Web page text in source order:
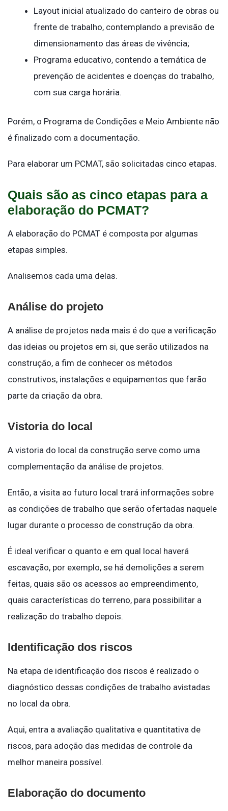
Layout inicial atualizado do canteiro de obras ou
frente de trabalho, contemplando a previsão de
dimensionamento das áreas de vivência;
Programa educativo, contendo a temática de
prevenção de acidentes e doenças do trabalho,
com sua carga horária.
Porém, o Programa de Condições e Meio Ambiente não
é finalizado com a documentação.
Para elaborar um PCMAT, são solicitadas cinco etapas.
Quais são as cinco etapas para a
elaboração do PCMAT?
A elaboração do PCMAT é composta por algumas
etapas simples.
Analisemos cada uma delas.
Análise do projeto
A análise de projetos nada mais é do que a verificação
das ideias ou projetos em si, que serão utilizados na
construção, a fim de conhecer os métodos
construtivos, instalações e equipamentos que farão
parte da criação da obra.
Vistoria do local
A vistoria do local da construção serve como uma
complementação da análise de projetos.
Então, a visita ao futuro local trará informações sobre
as condições de trabalho que serão ofertadas naquele
lugar durante o processo de construção da obra.
É ideal verificar o quanto e em qual local haverá
escavação, por exemplo, se há demolições a serem
feitas, quais são os acessos ao empreendimento,
quais características do terreno, para possibilitar a
realização do trabalho depois.
Identificação dos riscos
Na etapa de identificação dos riscos é realizado o
diagnóstico dessas condições de trabalho avistadas
no local da obra.
Aqui, entra a avaliação qualitativa e quantitativa de
riscos, para adoção das medidas de controle da
melhor maneira possível.
Elaboração do documento